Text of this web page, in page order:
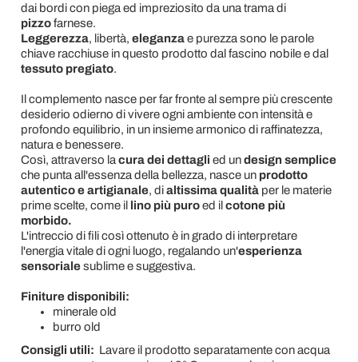
dai bordi con piega ed impreziosito da una trama di
pizzofarnese.
Leggerezza, libertà, eleganzae purezza sono le parole
chiave racchiuse in questo prodotto dal fascino nobile e dal
tessuto pregiato.
Il complemento nasce per far fronte al sempre più crescente
desiderio odierno di vivere ogni ambiente con intensità e
profondo equilibrio, in un insieme armonico di raffinatezza,
natura e benessere.
Così, attraverso la cura dei dettagli ed undesign semplice
che punta all'essenza della bellezza, nasce un prodotto
autentico e artigianale, dialtissima qualitàper le materie
prime scelte, come il lino più puroed il cotone più
morbido.
L'intreccio di fili così ottenuto è in grado di interpretare
l'energia vitale di ogni luogo, regalando un'esperienza
sensorialesublime e suggestiva.
Finiture disponibili:
minerale old
burro old
Consigli utili: Lavare il prodotto separatamente con acqua